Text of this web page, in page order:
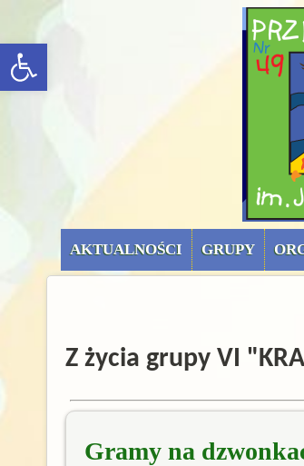
rozwiń/zwiń panel
menu
AKTUALNOŚCI GRUPY
Z życia grupy VI
Gramy na